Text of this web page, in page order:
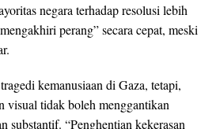
negara terhadap resolusi lebih
perang” secara cepat, meski
kemanusiaan di Gaza, tetapi,
visual tidak boleh menggantikan
substantif. “Penghentian kekerasan